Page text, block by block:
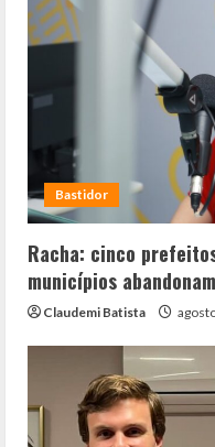
Bastidor
Racha: cinco
municípios
Claudemi Batista